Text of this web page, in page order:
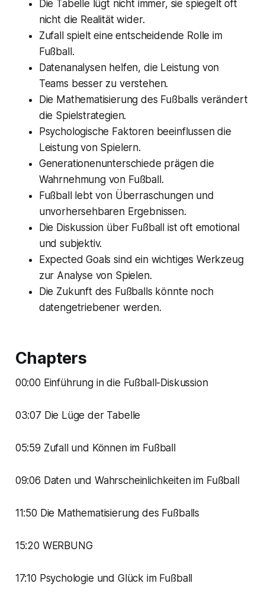
Die Tabelle lügt nicht immer, sie spiegelt oft
nicht die Realität wider.
Zufall spielt eine entscheidende Rolle im
Fußball.
Datenanalysen helfen, die Leistung von
Teams besser zu verstehen.
Die Mathematisierung des Fußballs verändert
die Spielstrategien.
Psychologische Faktoren beeinflussen die
Leistung von Spielern.
Generationenunterschiede prägen die
Wahrnehmung von Fußball.
Fußball lebt von Überraschungen und
unvorhersehbaren Ergebnissen.
Die Diskussion über Fußball ist oft emotional
und subjektiv.
Expected Goals sind ein wichtiges Werkzeug
zur Analyse von Spielen.
Die Zukunft des Fußballs könnte noch
datengetriebener werden.
Chapters
00:00 Einführung in die Fußball-Diskussion
03:07 Die Lüge der Tabelle
05:59 Zufall und Können im Fußball
09:06 Daten und Wahrscheinlichkeiten im Fußball
11:50 Die Mathematisierung des Fußballs
15:20 WERBUNG
17:10 Psychologie und Glück im Fußball